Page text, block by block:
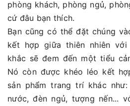
phòng khách, phòng ngủ,
cứ đâu bạn thích.
Bạn cũng có thể đặt chúng
kết hợp giữa thiên nhiên
khắc sẽ đem đến một tiểu
Nó còn được khéo léo kết
sản phẩm trang trí khác
nước, đèn ngủ, tượng nến...